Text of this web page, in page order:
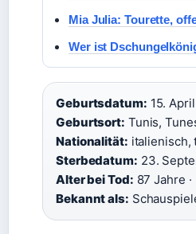
Mia Julia: Tourette,
Wer ist
Geburtsdatum: 15.
Geburtsort: Tunis,
Nationalität: italienisch,
Sterbedatum: 23.
Alter bei Tod: 87 Jahre ·
Bekannt als: